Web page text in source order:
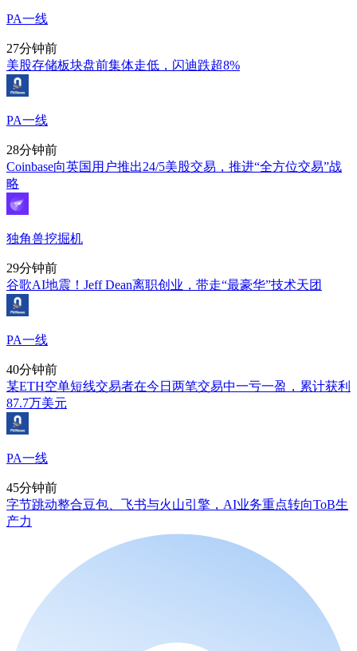
PA一线
27分钟前
美股存储板块盘前集体走低，闪迪跌超8%
PA一线
28分钟前
Coinbase向英国用户推出24/5美股交易，推进“全方位交易”战
略
独角兽挖掘机
29分钟前
谷歌AI地震！Jeff Dean离职创业，带走“最豪华”技术天团
PA一线
40分钟前
某ETH空单短线交易者在今日两笔交易中一亏一盈，累计获利
87.7万美元
PA一线
45分钟前
字节跳动整合豆包、飞书与火山引擎，AI业务重点转向ToB生
产力